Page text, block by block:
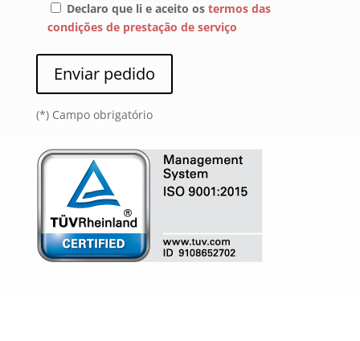
Declaro que li e aceito os termos das
condições de prestação de serviço
(*) Campo obrigatório